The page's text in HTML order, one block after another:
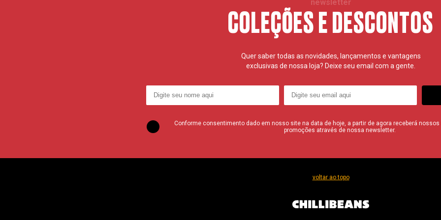
newsletter
COLEÇÕES E DESCONTOS
Quer saber todas as novidades, lançamentos e vantagens
exclusivas de nossa loja? Deixe seu email com a gente.
Conforme consentimento dado em nosso site na data de hoje, a partir de agora receberá
promoções através de nossa newsletter.
voltar ao topo